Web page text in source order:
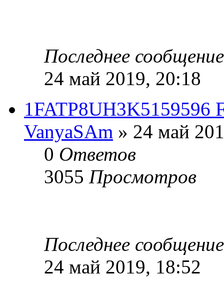
Последнее
24 май 2019, 20:18
1FATP8UH3K5159596
VanyaSAm » 24 май
0 Ответов
3055 Просмотров
Последнее
24 май 2019, 18:52